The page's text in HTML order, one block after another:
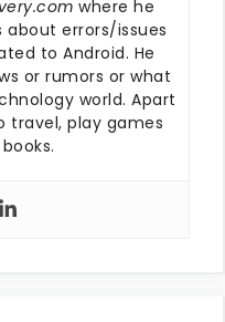
where he
errors/issues
to Android. He
or rumors or what
world. Apart
travel, play games